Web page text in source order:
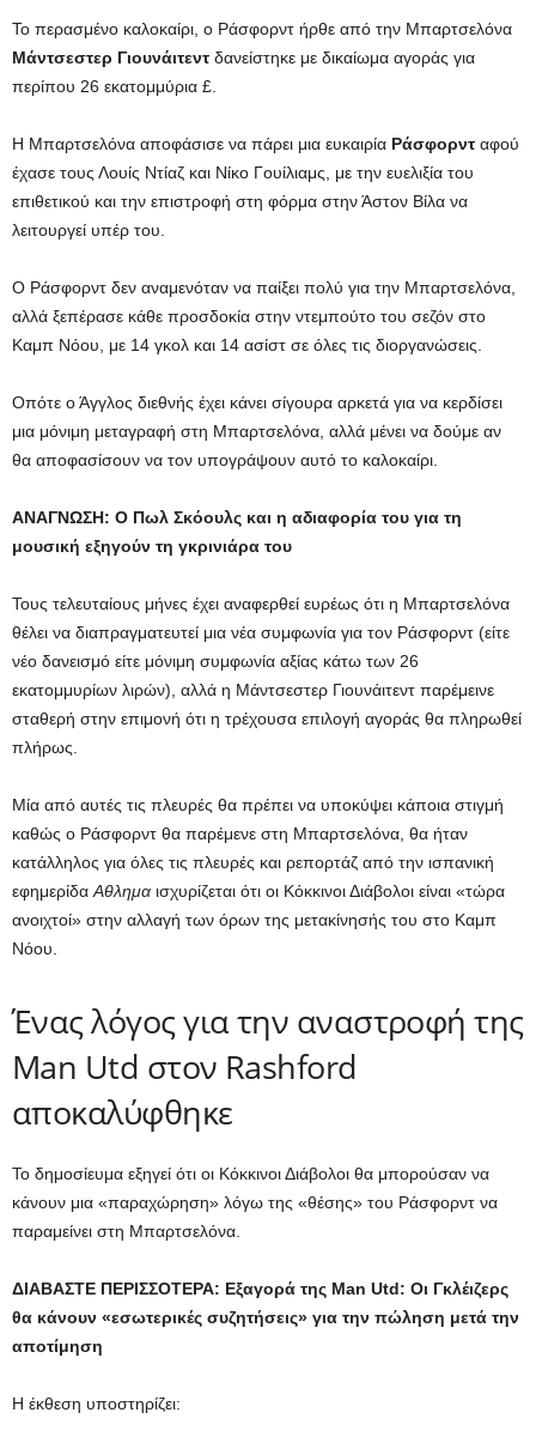
Το περασμένο καλοκαίρι, ο Ράσφορντ ήρθε από την Μπαρτσελόνα
Μάντσεστερ Γιουνάιτεντ δανείστηκε με δικαίωμα αγοράς για
περίπου 26 εκατομμύρια £.
Η Μπαρτσελόνα αποφάσισε να πάρει μια ευκαιρία Ράσφορντ αφού
έχασε τους Λουίς Ντίαζ και Νίκο Γουίλιαμς, με την ευελιξία του
επιθετικού και την επιστροφή στη φόρμα στην Άστον Βίλα να
λειτουργεί υπέρ του.
Ο Ράσφορντ δεν αναμενόταν να παίξει πολύ για την Μπαρτσελόνα,
αλλά ξεπέρασε κάθε προσδοκία στην ντεμπούτο του σεζόν στο
Καμπ Νόου, με 14 γκολ και 14 ασίστ σε όλες τις διοργανώσεις.
Οπότε ο Άγγλος διεθνής έχει κάνει σίγουρα αρκετά για να κερδίσει
μια μόνιμη μεταγραφή στη Μπαρτσελόνα, αλλά μένει να δούμε αν
θα αποφασίσουν να τον υπογράψουν αυτό το καλοκαίρι.
ΑΝΑΓΝΩΣΗ: Ο Πωλ Σκόουλς και η αδιαφορία του για τη
μουσική εξηγούν τη γκρινιάρα του
Τους τελευταίους μήνες έχει αναφερθεί ευρέως ότι η Μπαρτσελόνα
θέλει να διαπραγματευτεί μια νέα συμφωνία για τον Ράσφορντ (είτε
νέο δανεισμό είτε μόνιμη συμφωνία αξίας κάτω των 26
εκατομμυρίων λιρών), αλλά η Μάντσεστερ Γιουνάιτεντ παρέμεινε
σταθερή στην επιμονή ότι η τρέχουσα επιλογή αγοράς θα πληρωθεί
πλήρως.
Μία από αυτές τις πλευρές θα πρέπει να υποκύψει κάποια στιγμή
καθώς ο Ράσφορντ θα παρέμενε στη Μπαρτσελόνα, θα ήταν
κατάλληλος για όλες τις πλευρές και ρεπορτάζ από την ισπανική
εφημερίδα Αθλημα ισχυρίζεται ότι οι Κόκκινοι Διάβολοι είναι «τώρα
ανοιχτοί» στην αλλαγή των όρων της μετακίνησής του στο Καμπ
Νόου.
Ένας λόγος για την αναστροφή της
Man Utd στον Rashford
αποκαλύφθηκε
Το δημοσίευμα εξηγεί ότι οι Κόκκινοι Διάβολοι θα μπορούσαν να
κάνουν μια «παραχώρηση» λόγω της «θέσης» του Ράσφορντ να
παραμείνει στη Μπαρτσελόνα.
ΔΙΑΒΑΣΤΕ ΠΕΡΙΣΣΟΤΕΡΑ: Εξαγορά της Man Utd: Οι Γκλέιζερς
θα κάνουν «εσωτερικές συζητήσεις» για την πώληση μετά την
αποτίμηση
Η έκθεση υποστηρίζει: